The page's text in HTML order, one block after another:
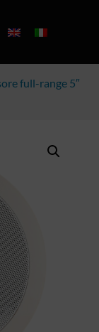
full-range 5″